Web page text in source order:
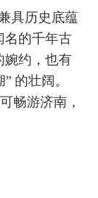
具历史底蕴
名的千年古
婉约，也有
的壮阔。
畅游济南，